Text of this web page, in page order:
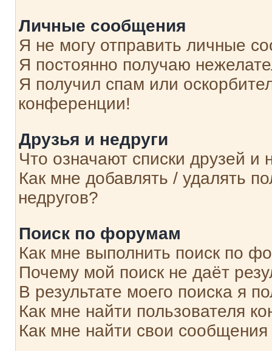
Личные сообщения
Я не могу отправить личные
Я постоянно получаю
Я получил спам или
конференции!
Друзья и недруги
Что означают списки друзей и
Как мне добавлять / удалять
недругов?
Поиск по форумам
Как мне выполнить поиск по
Почему мой поиск не даёт
В результате моего поиска я
Как мне найти пользователя
Как мне найти свои